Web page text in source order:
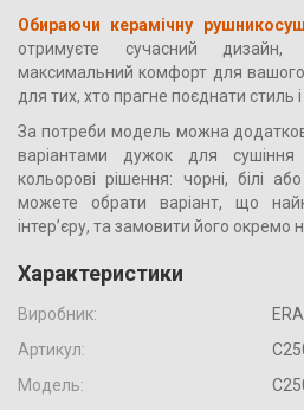
Обираючи керамічну
отримуєте сучасний дизайн,
максимальний комфорт для
для тих, хто прагне поєднати стиль і
За потреби модель можна
варіантами дужок для сушіння
кольорові рішення: чорні, білі
можете обрати варіант, що
інтер’єру, та замовити його окремо
Характеристики
Виробник:
Артикул:
Модель: